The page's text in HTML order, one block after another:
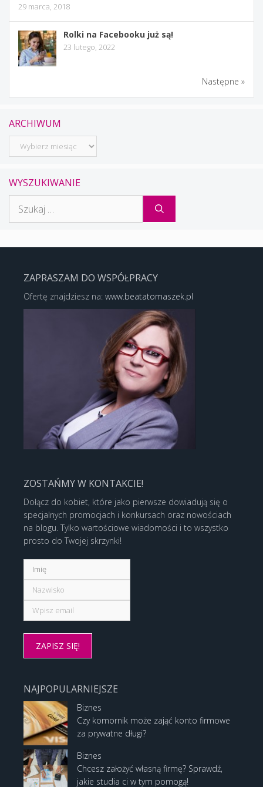
29 marca, 2018
Rolki na Facebooku już są!
23 lutego, 2022
Następne »
ARCHIWUM
Archiwum
WYSZUKIWANIE
ZAPRASZAM DO WSPÓŁPRACY
Ofertę znajdziesz na: www.beatatomaszek.pl
ZOSTAŃMY W KONTAKCIE!
Dołącz do kobiet, które jako pierwsze dowiadują się o
specjalnych promocjach i konkursach oraz nowościach
na blogu. Tylko wartościowe wiadomości i to wszystko
prosto do Twojej skrzynki!
NAJPOPULARNIEJSZE
Biznes
Czy komornik może zająć konto firmowe
za prywatne długi?
Biznes
Chcesz założyć własną firmę? Sprawdź,
jakie studia ci w tym pomogą!